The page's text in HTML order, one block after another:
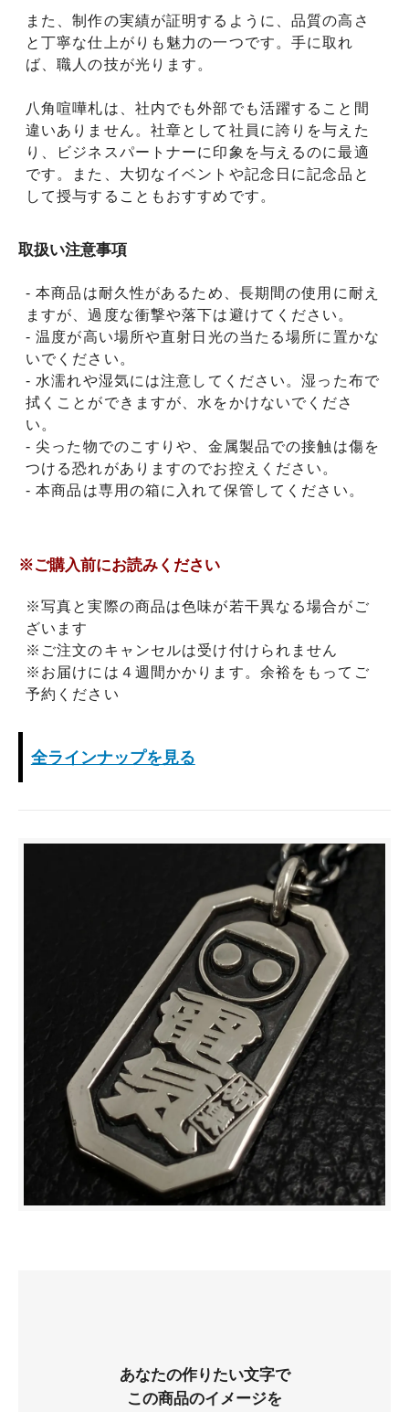
また、制作の実績が証明するように、品質の高さ
と丁寧な仕上がりも魅力の一つです。手に取れ
ば、職人の技が光ります。
八角喧嘩札は、社内でも外部でも活躍すること間
違いありません。社章として社員に誇りを与えた
り、ビジネスパートナーに印象を与えるのに最適
です。また、大切なイベントや記念日に記念品と
して授与することもおすすめです。
取扱い注意事項
- 本商品は耐久性があるため、長期間の使用に耐え
ますが、過度な衝撃や落下は避けてください。
- 温度が高い場所や直射日光の当たる場所に置かな
いでください。
- 水濡れや湿気には注意してください。湿った布で
拭くことができますが、水をかけないでくださ
い。
- 尖った物でのこすりや、金属製品での接触は傷を
つける恐れがありますのでお控えください。
- 本商品は専用の箱に入れて保管してください。
※ご購入前にお読みください
※写真と実際の商品は色味が若干異なる場合がご
ざいます
※ご注文のキャンセルは受け付けられません
※お届けには４週間かかります。余裕をもってご
予約ください
全ラインナップを見る
あなたの作りたい文字で
この商品のイメージを